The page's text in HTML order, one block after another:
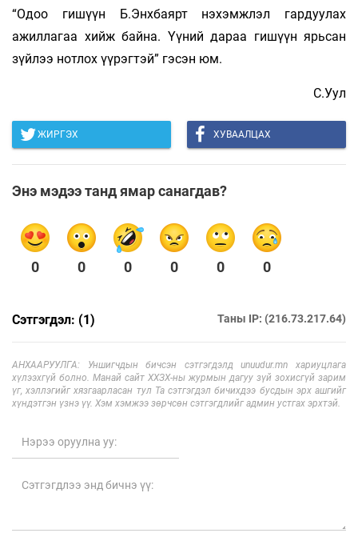
“Одоо гишүүн Б.Энхбаярт нэхэмжлэл гардуулах
ажиллагаа хийж байна. Үүний дараа гишүүн ярьсан
зүйлээ нотлох үүрэгтэй” гэсэн юм.
С.Уул
ЖИРГЭХ ХУВААЛЦАХ
Энэ мэдээ танд ямар санагдав?
0 0 0 0 0 0
Сэтгэгдэл: (1) Таны IP: (216.73.217.64)
АНХААРУУЛГА: Уншигчдын бичсэн сэтгэгдэлд unuudur.mn хариуцлага
хүлээхгүй болно. Манай сайт ХХЗХ-ны журмын дагуу зүй зохисгүй зарим
үг, хэллэгийг хязгаарласан тул Та сэтгэгдэл бичихдээ бусдын эрх ашгийг
хүндэтгэн үзнэ үү. Хэм хэмжээ зөрчсөн сэтгэгдлийг админ устгах эрхтэй.